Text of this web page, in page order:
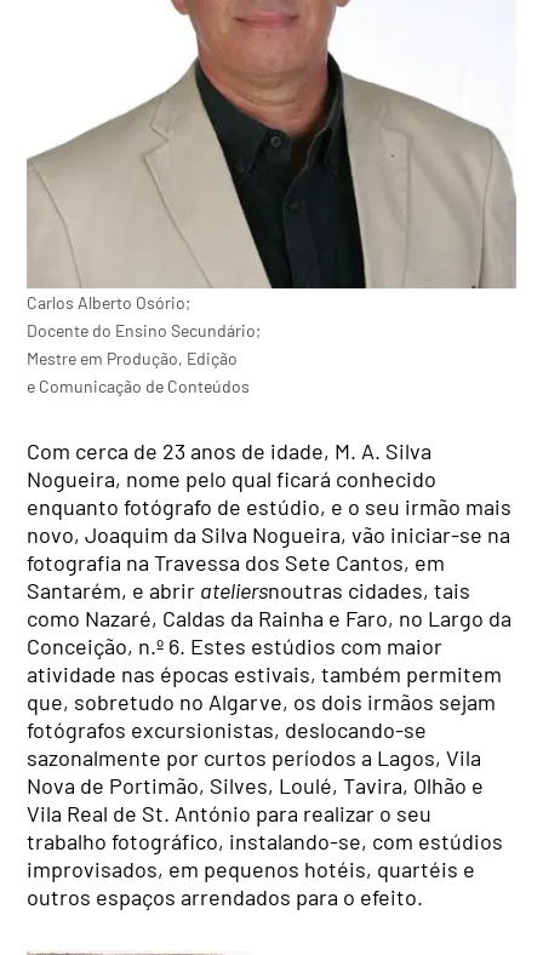
Carlos Alberto Osório;
Docente do Ensino Secundário;
Mestre em Produção, Edição
e Comunicação de Conteúdos
Com cerca de 23 anos de idade, M. A. Silva
Nogueira, nome pelo qual ficará conhecido
enquanto fotógrafo de estúdio, e o seu irmão mais
novo, Joaquim da Silva Nogueira, vão iniciar-se na
fotografia na Travessa dos Sete Cantos, em
Santarém, e abrir ateliersnoutras cidades, tais
como Nazaré, Caldas da Rainha e Faro, no Largo da
Conceição, n.º 6. Estes estúdios com maior
atividade nas épocas estivais, também permitem
que, sobretudo no Algarve, os dois irmãos sejam
fotógrafos excursionistas, deslocando-se
sazonalmente por curtos períodos a Lagos, Vila
Nova de Portimão, Silves, Loulé, Tavira, Olhão e
Vila Real de St. António para realizar o seu
trabalho fotográfico, instalando-se, com estúdios
improvisados, em pequenos hotéis, quartéis e
outros espaços arrendados para o efeito.